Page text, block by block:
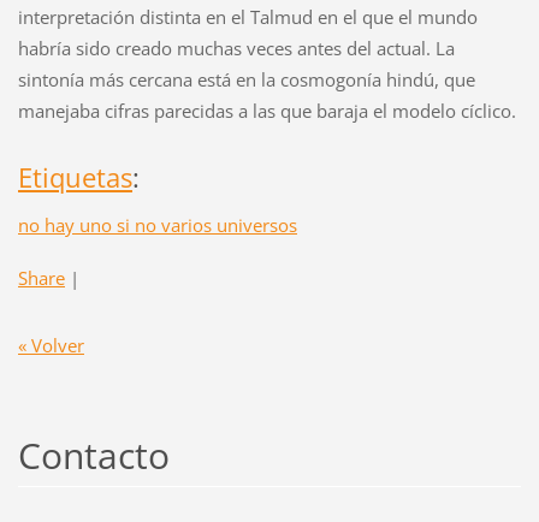
interpretación distinta en el Talmud en el que el mundo
habría sido creado muchas veces antes del actual. La
sintonía más cercana está en la cosmogonía hindú, que
manejaba cifras parecidas a las que baraja el modelo cíclico.
Etiquetas:
no hay uno si no varios universos
Share |
« Volver
Contacto